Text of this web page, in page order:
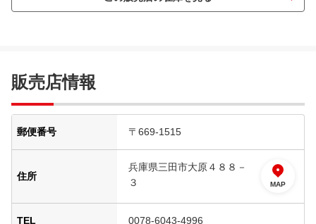
販売店情報
郵便番号 〒669-1515
住所
兵庫県三田市大原４８８－
３
MAP
TEL 0078-6043-4996